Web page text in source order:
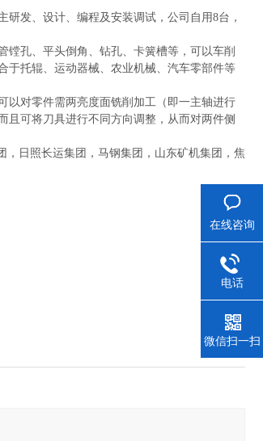
研发、设计、编程及安装调试，公司自用8台，
孔、平头倒角、钻孔、卡簧槽等，可以车削
于托辊、运动器械、农业机械、汽车零部件等
以对零件需两亮度面铣削加工（即一主轴进行
且可将刀具进行不同方向调整，从而对两件侧
，日照长运集团，马钢集团，山东矿机集团，焦
在线咨询
电话
微信扫一扫